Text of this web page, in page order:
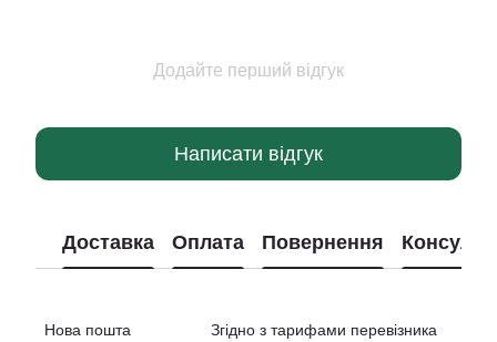
Додайте перший відгук
Написати відгук
Доставка Оплата Повернення
Нова пошта Згідно з тарифами перевізника